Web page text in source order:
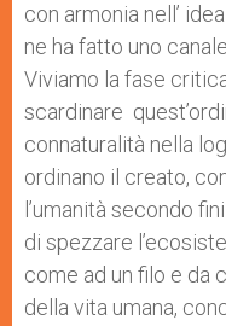
con armonia nell’
ne ha fatto uno
Viviamo la fase
scardinare
connaturalità nella
ordinano il creato,
l’umanità secondo
di spezzare
come ad un filo e da
della vita umana,